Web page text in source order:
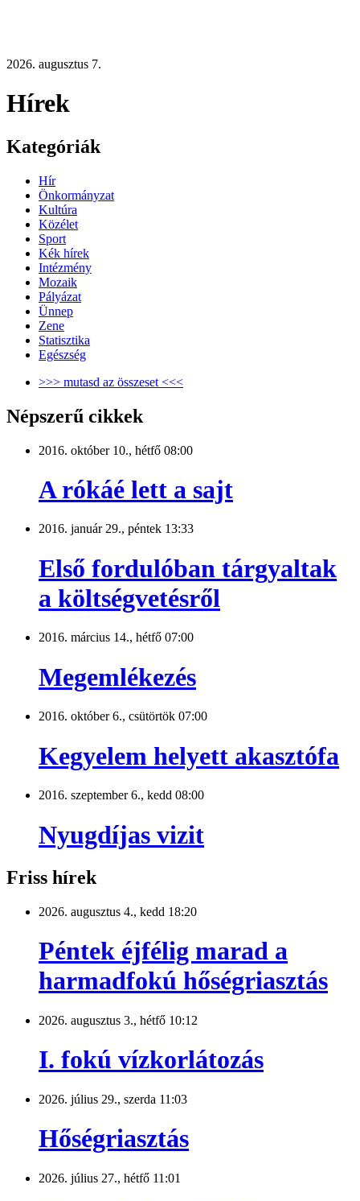
2026. augusztus 7.
Hírek
Kategóriák
Hír
Önkormányzat
Kultúra
Közélet
Sport
Kék hírek
Intézmény
Mozaik
Pályázat
Ünnep
Zene
Statisztika
Egészség
>>> mutasd az összeset <<<
Népszerű cikkek
2016. október 10., hétfő 08:00
A rókáé lett a sajt
2016. január 29., péntek 13:33
Első fordulóban tárgyaltak
a költségvetésről
2016. március 14., hétfő 07:00
Megemlékezés
2016. október 6., csütörtök 07:00
Kegyelem helyett akasztófa
2016. szeptember 6., kedd 08:00
Nyugdíjas vizit
Friss hírek
2026. augusztus 4., kedd 18:20
Péntek éjfélig marad a
harmadfokú hőségriasztás
2026. augusztus 3., hétfő 10:12
I. fokú vízkorlátozás
2026. július 29., szerda 11:03
Hőségriasztás
2026. július 27., hétfő 11:01